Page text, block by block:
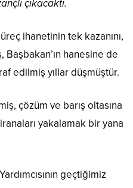
çıkacaktı.
ihanetinin tek kazanını,
Başbakan’ın hanesine de
edilmiş yıllar düşmüştür.
çözüm ve barış oltasına
yakalamak bir yana
geçtiğimiz